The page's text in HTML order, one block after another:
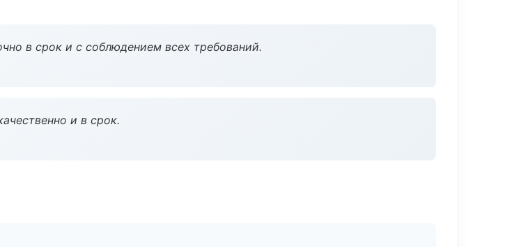
в срок и с соблюдением всех требований.
и в срок.